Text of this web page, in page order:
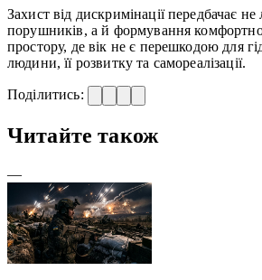
Захист від дискримінації передбачає
порушників, а й формування
простору, де вік не є перешкодою для
людини, її розвитку та самореалізації.
Поділитись:
Читайте також
—